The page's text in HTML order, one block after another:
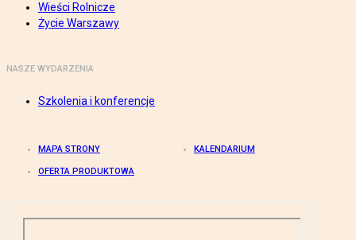
Wieści Rolnicze
Życie Warszawy
NASZE WYDARZENIA
Szkolenia i konferencje
MAPA STRONY KALENDARIUM
OFERTA PRODUKTOWA